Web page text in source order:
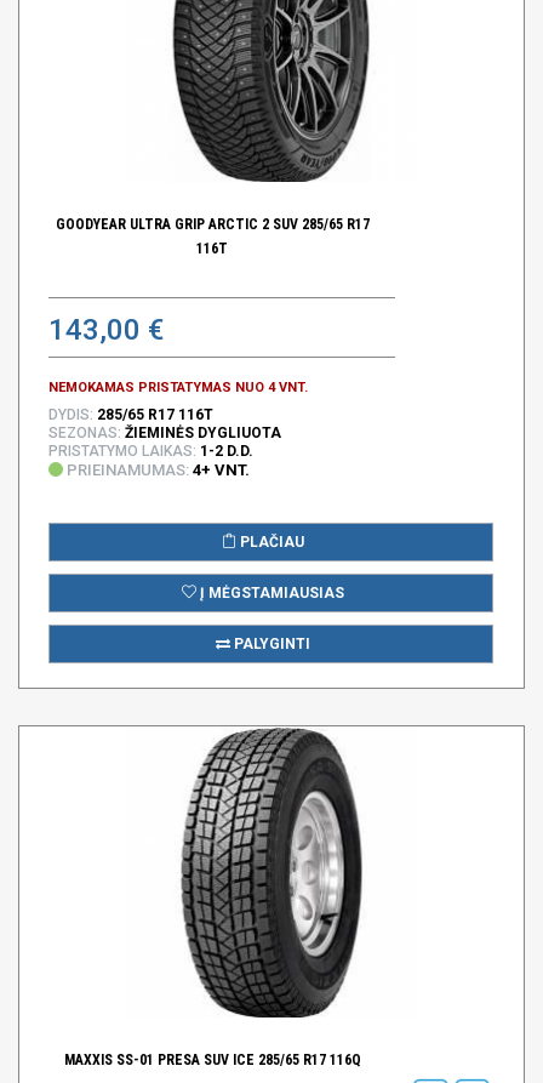
GOODYEAR ULTRA GRIP ARCTIC 2 SUV 285/65 R17
116T
143,00 €
NEMOKAMAS PRISTATYMAS NUO 4 VNT.
DYDIS: 285/65 R17 116T
SEZONAS: ŽIEMINĖS DYGLIUOTA
PRISTATYMO LAIKAS: 1-2 D.D.
PRIEINAMUMAS: 4+ VNT.
PLAČIAU
Į MĖGSTAMIAUSIAS
PALYGINTI
MAXXIS SS-01 PRESA SUV ICE 285/65 R17 116Q